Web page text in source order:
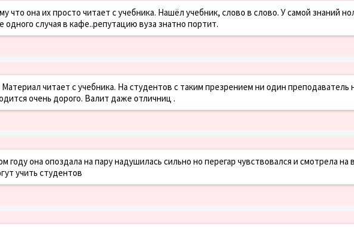
что она их просто читает с учебника. Нашёл учебник, слово в слово. У самой знаний
одного случая в кафе..репутацию вуза знатно портит.
читает с учебника. На студентов с таким презрением ни один преподаватель
очень дорого. Валит даже отличниц .
она опоздала на пару надушилась сильно но перегар чувствовался и смотрела на
учить студентов